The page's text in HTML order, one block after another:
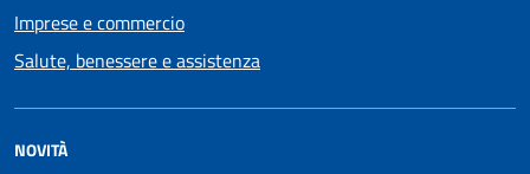
Imprese e commercio
Salute, benessere e assistenza
NOVITÀ